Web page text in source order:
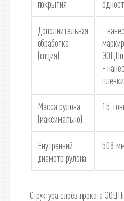
покрытия
Дополнительная
обработка
(опция)
-
ЭОЦПп
-
Масса рулона
(максимально)
15
Внутренний
диаметр рулона
508
Структура слоёв проката